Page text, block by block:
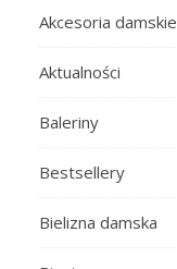
Akcesoria damskie
Aktualności
Baleriny
Bestsellery
Bielizna damska